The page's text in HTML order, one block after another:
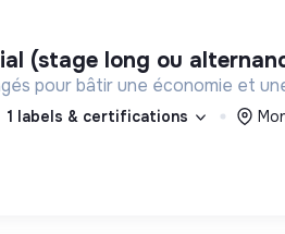
(stage long ou
pour bâtir une économie et
1 labels & certifications